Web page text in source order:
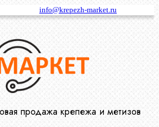
info@krepezh-market.ru
продажа крепежа и метизов